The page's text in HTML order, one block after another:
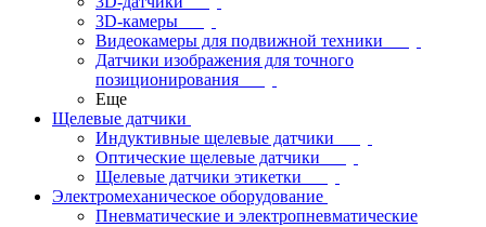
3D-камеры
Видеокамеры для подвижной техники
Датчики изображения для точного
позиционирования
Еще
Щелевые датчики
Индуктивные щелевые датчики
Оптические щелевые датчики
Щелевые датчики этикетки
Электромеханическое оборудование
Пневматические и электропневматические